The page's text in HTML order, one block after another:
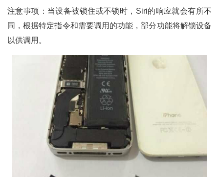
注意事项：当设备被锁住或不锁时，Siri的响应就会有所不
同，根据特定指令和需要调用的功能，部分功能将解锁设备
以供调用。